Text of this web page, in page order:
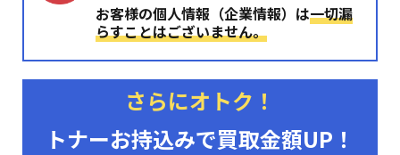
お客様の個人情報（企業情報）は一切漏
らすことはございません。
さらにオトク！
トナーお持込みで買取金額UP！